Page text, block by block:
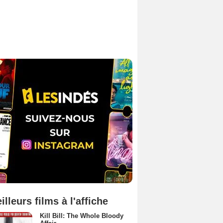
films à l'affiche
Kill Bill: The Whole Bloody